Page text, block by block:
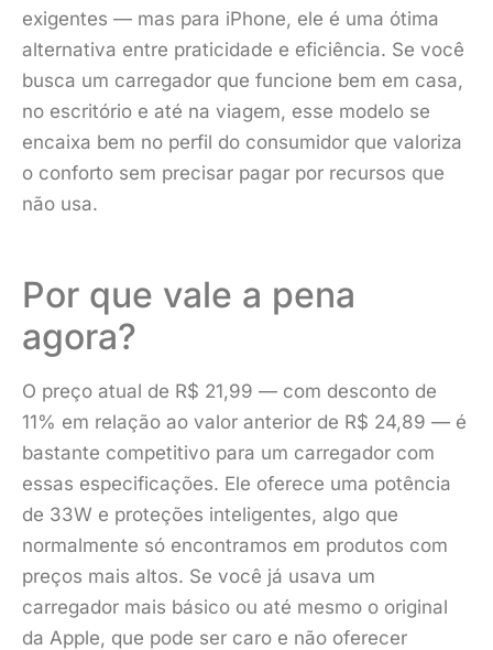
exigentes — mas para iPhone, ele é uma ótima
alternativa entre praticidade e eficiência. Se você
busca um carregador que funcione bem em casa,
no escritório e até na viagem, esse modelo se
encaixa bem no perfil do consumidor que valoriza
o conforto sem precisar pagar por recursos que
não usa.
Por que vale a pena
agora?
O preço atual de R$ 21,99 — com desconto de
11% em relação ao valor anterior de R$ 24,89 — é
bastante competitivo para um carregador com
essas especificações. Ele oferece uma potência
de 33W e proteções inteligentes, algo que
normalmente só encontramos em produtos com
preços mais altos. Se você já usava um
carregador mais básico ou até mesmo o original
da Apple, que pode ser caro e não oferecer